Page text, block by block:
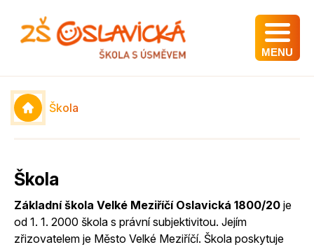
MENU
Škola
Škola
Základní škola Velké Meziříčí Oslavická 1800/20 je
od 1. 1. 2000 škola s právní subjektivitou. Jejím
zřizovatelem je Město Velké Meziříčí. Škola poskytuje